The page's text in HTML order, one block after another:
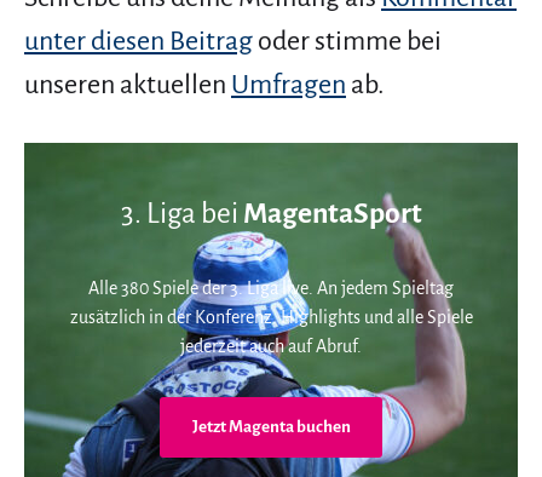
unter diesen Beitrag oder stimme bei
unseren aktuellen Umfragen ab.
3. Liga bei MagentaSport
Alle 380 Spiele der 3. Liga live. An jedem Spieltag
zusätzlich in der Konferenz. Highlights und alle Spiele
jederzeit auch auf Abruf.
Jetzt Magenta buchen